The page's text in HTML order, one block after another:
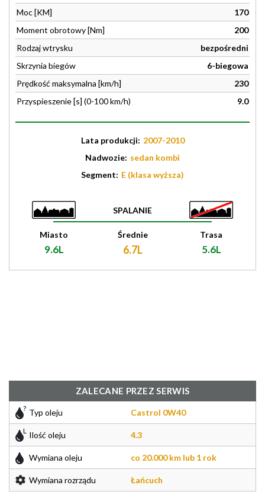
Moc [KM]
170
Moment obrotowy [Nm]
200
Rodzaj wtrysku
bezpośredni
Skrzynia biegów
6-biegowa
Prędkość maksymalna [km/h]
230
Przyspieszenie [s] (0-100 km/h)
9.0
Lata produkcji: 2007-2010
Nadwozie: sedan kombi
Segment: E (klasa wyższa)
SPALANIE
Miasto
9.6L
Średnie
6.7L
Trasa
5.6L
ZALECANE PRZEZ SERWIS
Typ oleju Castrol 0W40
Ilość oleju 4.3
Wymiana oleju co 20.000 km lub 1 rok
Wymiana rozrządu Łańcuch